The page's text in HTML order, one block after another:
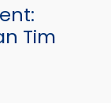
Tim